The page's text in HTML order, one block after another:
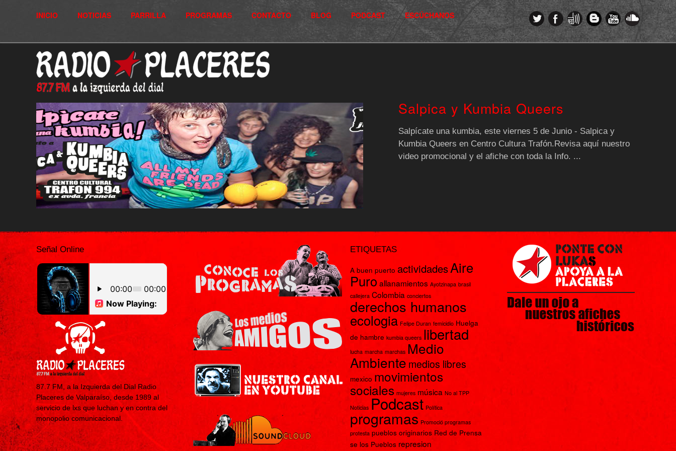
INICIO NOTICIAS PARRILLA PROGRAMAS CONTACTO BLOG PODCAST ESCÚCHANOS
Salpica y Kumbia Queers
Salpícate una kumbia, este viernes 5 de Junio - Salpica y
Kumbia Queers en Centro Cultura Trafón.Revisa aquí nuestro
video promocional y el afiche con toda la Info. ...
Señal Online
87.7 FM, a la Izquierda del Dial Radio
Placeres de Valparaíso, desde 1989 al
servicio de lxs que luchan y en contra del
monopolio comunicacional.
ETIQUETAS
A buen puerto actividadesAire
Puro allanamientos Ayotzinapa brasil
callejera Colombia conciertos
derechos humanos
ecologia Felipe Duran femicidio Huelga
de hambre kumbia queers libertad
lucha marcha marchas Medio
Ambiente medios libres
mexico movimientos
sociales mujeres música No al TPP
Noticias Podcast Política
programas Promoció programas
protesta pueblos originarios Red de Prensa
se los Pueblos represion